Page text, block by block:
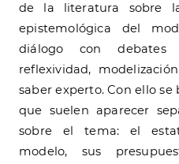
de la literatura sobre
epistemológica del
diálogo con debates
reflexividad,
saber experto. Con ello
que suelen aparecer
sobre el tema: el
modelo, sus